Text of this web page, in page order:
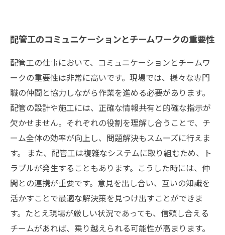
配管工のコミュニケーションとチームワークの重要性
配管工の仕事において、コミュニケーションとチームワ
ークの重要性は非常に高いです。現場では、様々な専門
職の仲間と協力しながら作業を進める必要があります。
配管の設計や施工には、正確な情報共有と的確な指示が
欠かせません。それぞれの役割を理解し合うことで、チ
ーム全体の効率が向上し、問題解決もスムーズに行えま
す。 また、配管工は複雑なシステムに取り組むため、ト
ラブルが発生することもあります。こうした時には、仲
間との連携が重要です。意見を出し合い、互いの知識を
活かすことで最適な解決策を見つけ出すことができま
す。たとえ現場が厳しい状況であっても、信頼し合える
チームがあれば、乗り越えられる可能性が高まります。